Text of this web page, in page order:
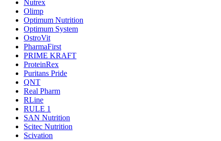
Nutrex
Olimp
Optimum Nutrition
Optimum System
OstroVit
PharmaFirst
PRIME KRAFT
ProteinRex
Puritans Pride
QNT
Real Pharm
RLine
RULE 1
SAN Nutrition
Scitec Nutrition
Scivation